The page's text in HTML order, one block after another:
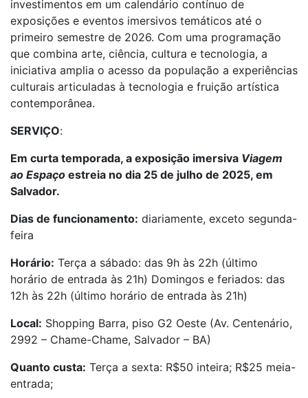
investimentos em um calendário contínuo de
exposições e eventos imersivos temáticos até o
primeiro semestre de 2026. Com uma programação
que combina arte, ciência, cultura e tecnologia, a
iniciativa amplia o acesso da população a experiências
culturais articuladas à tecnologia e fruição artística
contemporânea.
SERVIÇO:
Em curta temporada, a exposição imersiva Viagem
ao Espaço estreia no dia 25 de julho de 2025, em
Salvador.
Dias de funcionamento: diariamente, exceto segunda-
feira
Horário: Terça a sábado: das 9h às 22h (último
horário de entrada às 21h) Domingos e feriados: das
12h às 22h (último horário de entrada às 21h)
Local: Shopping Barra, piso G2 Oeste (Av. Centenário,
2992 – Chame-Chame, Salvador – BA)
Quanto custa: Terça a sexta: R$50 inteira; R$25 meia-
entrada;